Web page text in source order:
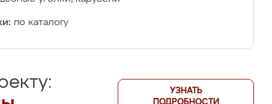
по каталогу
УЗНАТЬ
ПОДРОБНОСТИ